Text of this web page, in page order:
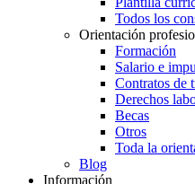
Todos los
Orientación
Formación
Salario e
Contratos de
Derechos
Becas
Otros
Toda la
Blog
Información